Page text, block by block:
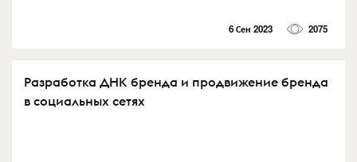
6 Сен 2023 2075
Разработка ДНК бренда и продвижение бренда
в социальных сетях